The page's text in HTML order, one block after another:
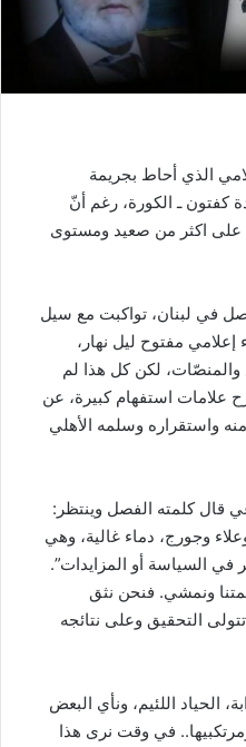
الذي أحاط بجريمة
كفتون ـ الكورة، رغم أنّ
على اكثر من صعيد ومستوى
في لبنان، تواكبت مع سيل
مفتوح ليل نهار،
والمنصّات، لكن كل هذا لم
علامات استفهام كبيرة، عن
واستقراره وسلمه الأهلي
قال كلمته الفصل وينتظر:
وجورج، دماء غالية، وهي
السياسة أو المزايدات”.
ونمشي. فنحن نثق
تتولى التحقيق وعلى نتائجه
الحياد اللئيم، ونأي البعض
في وقت نرى هذا